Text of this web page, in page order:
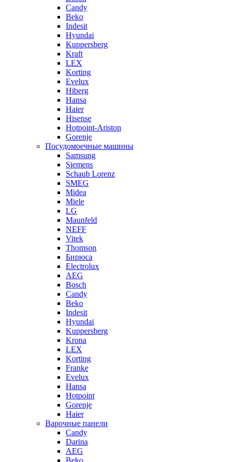
Candy
Beko
Indesit
Hyundai
Kuppersberg
Kraft
LEX
Korting
Evelux
Hiberg
Hansa
Haier
Hisense
Hotpoint-Ariston
Gorenje
Посудомоечные машины
Samsung
Siemens
Schaub Lorenz
SMEG
Midea
Miele
LG
Maunfeld
NEFF
Vitek
Thomson
Бирюса
Electrolux
AEG
Bosch
Candy
Beko
Indesit
Hyundai
Kuppersberg
Krona
LEX
Korting
Franke
Evelux
Hansa
Hotpoint
Gorenje
Haier
Варочные панели
Candy
Darina
AEG